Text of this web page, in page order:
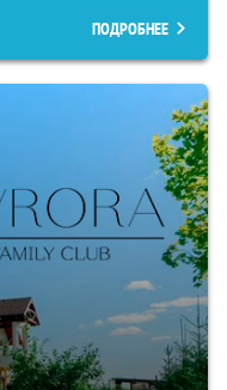
ПОДРОБНЕЕ